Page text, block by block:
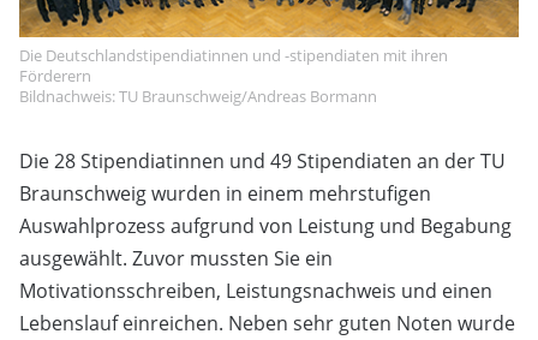
Die Deutschlandstipendiatinnen und -stipendiaten mit ihren
Förderern
Bildnachweis: TU Braunschweig/Andreas Bormann
Die 28 Stipendiatinnen und 49 Stipendiaten an der TU
Braunschweig wurden in einem mehrstufigen
Auswahlprozess aufgrund von Leistung und Begabung
ausgewählt. Zuvor mussten Sie ein
Motivationsschreiben, Leistungsnachweis und einen
Lebenslauf einreichen. Neben sehr guten Noten wurde